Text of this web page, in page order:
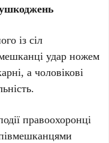
із сіл
удар ножем
а чоловікові
правоохоронці